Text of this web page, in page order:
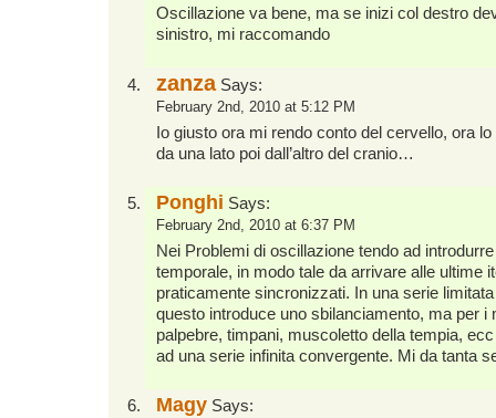
Oscillazione va bene, ma se inizi col destro
sinistro, mi raccomando
zanzaSays:
February 2nd, 2010 at 5:12 PM
Io giusto ora mi rendo conto del cervello, ora
da una lato poi dall’altro del cranio…
Ponghi Says:
February 2nd, 2010 at 6:37 PM
Nei Problemi di oscillazione tendo ad
temporale, in modo tale da arrivare alle ultime
praticamente sincronizzati. In una serie
questo introduce uno sbilanciamento, ma per i
palpebre, timpani, muscoletto della tempia,
ad una serie infinita convergente. Mi da tanta
Magy Says: